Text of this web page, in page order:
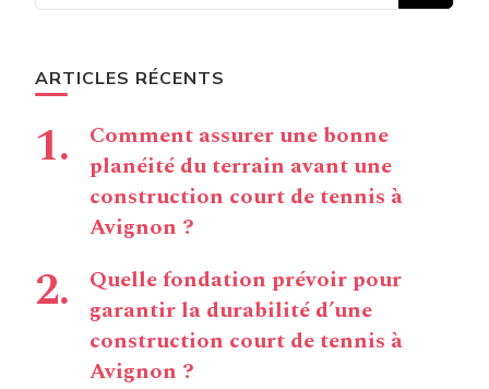
ARTICLES RÉCENTS
Comment assurer une bonne
planéité du terrain avant une
construction court de tennis à
Avignon ?
Quelle fondation prévoir pour
garantir la durabilité d’une
construction court de tennis à
Avignon ?